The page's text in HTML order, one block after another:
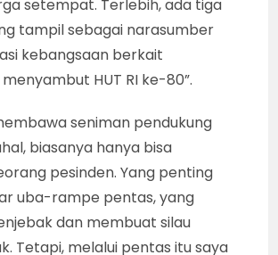
bangga dan senang bisa
dan sedikit memberi hiburan
dari tengah Kota Jogja. Walau
di tengah kampung dan sekelas
edukasi ini untuk khalayak luas.
melalui live streaming
setempat. Terlebih, ada tiga
tampil sebagai narasumber
kebangsaan berkait
HUT RI ke-80”.